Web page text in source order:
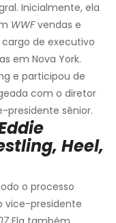
Inicialmente, ela
WWFvendas e
de executivo
em Nova York.
e participou de
com o diretor
presidente sênior.
Heel,
o processo
vice-presidente